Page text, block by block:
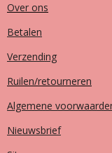
Over ons
Betalen
Verzending
Ruilen/retourneren
Algemene
Nieuwsbrief